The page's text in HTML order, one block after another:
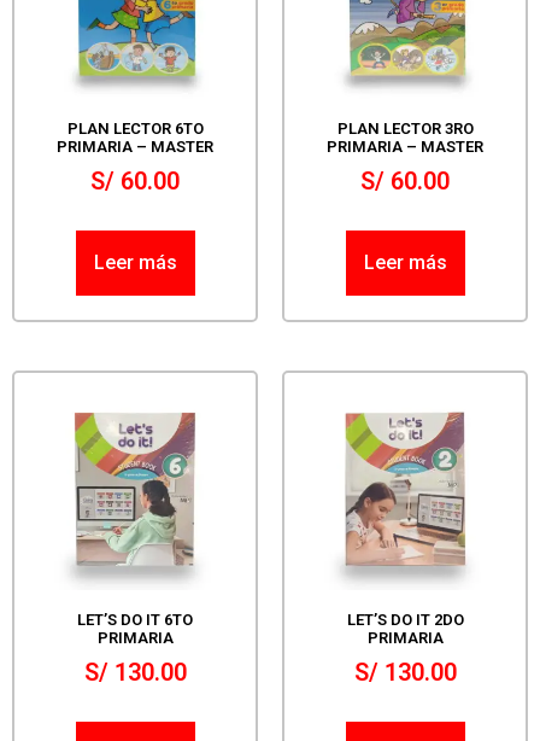
PLAN LECTOR 6TO
PRIMARIA – MASTER
S/ 60.00
Leer más
PLAN LECTOR 3RO
PRIMARIA – MASTER
S/ 60.00
Leer más
LET’S DO IT 6TO
PRIMARIA
S/130.00
LET’S DO IT 2DO
PRIMARIA
S/130.00